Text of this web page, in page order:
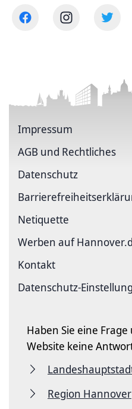
Impressum
AGB und Rechtliches
Datenschutz
Netiquette
Werben auf
Kontakt
Datenschutz-
Haben Sie eine
Website keine
Region Hannover